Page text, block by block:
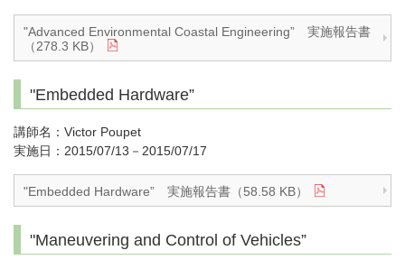
"Advanced Environmental Coastal Engineering” 実施報告書
（278.3 KB）
"Embedded Hardware”
講師名：Victor Poupet
実施日：2015/07/13－2015/07/17
"Embedded Hardware” 実施報告書（58.58 KB）
"Maneuvering and Control of Vehicles”